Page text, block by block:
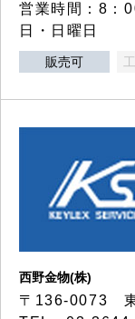
営業時間：8：
日・日曜日
販売可
西野金物(株)
〒136-0073 東